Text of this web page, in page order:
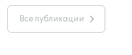
Все публикации